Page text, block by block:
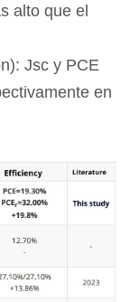
alto que el
Jsc y PCE
en